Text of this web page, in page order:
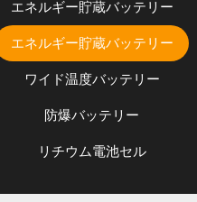
エネルギー貯蔵バッテリー
エネルギー貯蔵バッテリー
ワイド温度バッテリー
防爆バッテリー
リチウム電池セル